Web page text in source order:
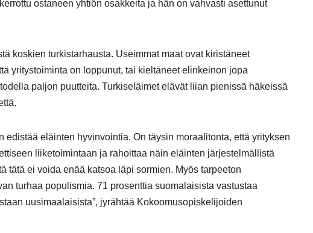
ostaneen yhtiön osakkeita ja hän on vahvasti asettunut
koskien turkistarhausta. Useimmat maat ovat kiristäneet
yritystoiminta on loppunut, tai kieltäneet elinkeinon jopa
paljon puutteita. Turkiseläimet elävät liian pienissä häkeissä
edistää eläinten hyvinvointia. On täysin moraalitonta, että yrityksen
liiketoimintaan ja rahoittaa näin eläinten järjestelmällistä
tätä ei voida enää katsoa läpi sormien. Myös tarpeeton
turhaa populismia. 71 prosenttia suomalaisista vastustaa
uusimaalaisista”, jyrähtää Kokoomusopiskelijoiden